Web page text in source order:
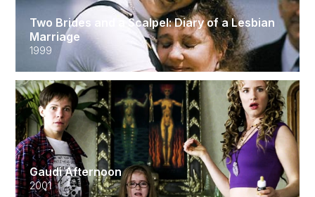
Two Brides and a Scalpel: Diary of a Lesbian
Marriage
1999
Gaudi Afternoon
2001